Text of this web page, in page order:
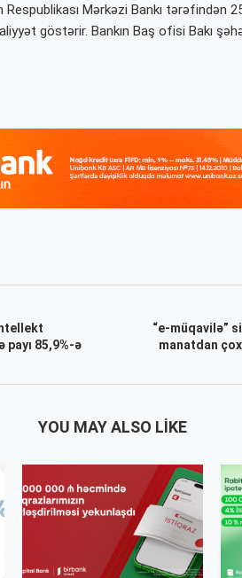
Mərkəzi Bankı tərəfindən
göstərir. Bankın Baş ofisi Bakı
85,9%-ə
“e-müqavilə”
manatdan
YOU MAY ALSO LIKE